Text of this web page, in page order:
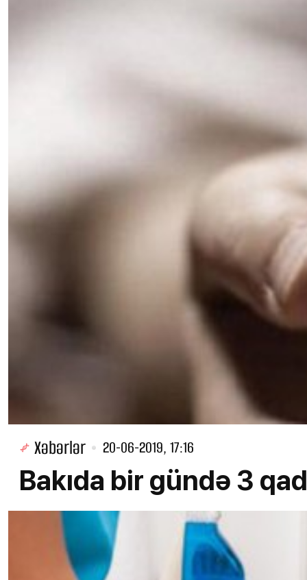
Xəbərlər 20-06-2019, 17:16
Bakıda bir gündə 3